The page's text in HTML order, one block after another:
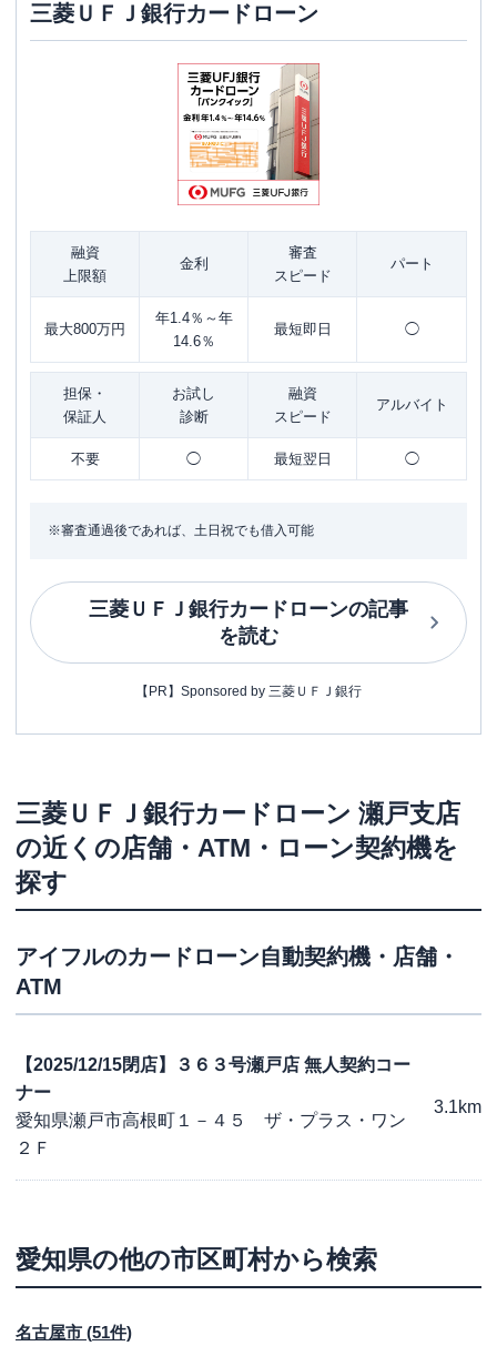
三菱ＵＦＪ銀行カードローン
融資
上限額
金利
審査
スピード
パート
最大800万円
年1.4％～年
14.6％
最短即日 ◯
担保・
保証人
お試し
診断
融資
スピード
アルバイト
不要 ◯ 最短翌日 ◯
※審査通過後であれば、土日祝でも借入可能
三菱ＵＦＪ銀行カードローンの記事
を読む
【PR】Sponsored by 三菱ＵＦＪ銀行
三菱ＵＦＪ銀行カードローン 瀬戸支店
の近くの店舗・ATM・ローン契約機を
探す
アイフルのカードローン自動契約機・店舗・
ATM
【2025/12/15閉店】３６３号瀬戸店 無人契約コー
ナー
愛知県瀬戸市高根町１－４５ ザ・プラス・ワン
２Ｆ
3.1km
愛知県の他の市区町村から検索
名古屋市 (51件)